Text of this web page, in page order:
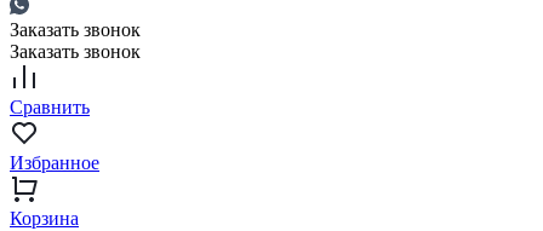
Заказать звонок
Заказать звонок
Сравнить
Избранное
Корзина